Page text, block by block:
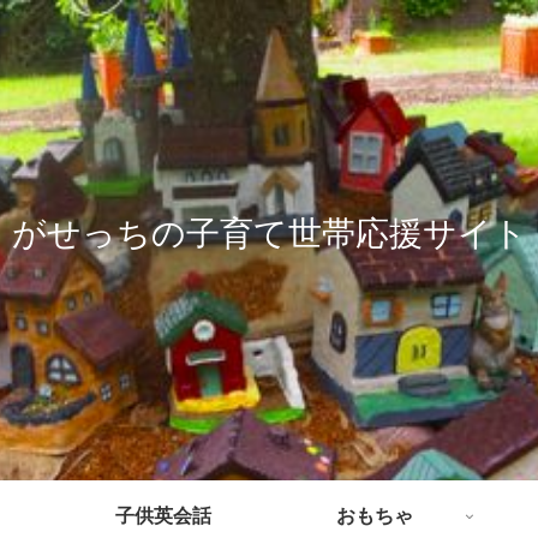
がせっちの子育て世帯応援サイト
子供英会話 おもちゃ